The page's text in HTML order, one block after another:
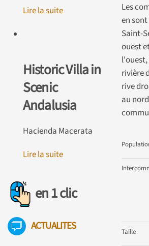
Lire la suite
Historic Villa in
Scenic
Andalusia
Hacienda Macerata
Lire la suite
en 1 clic
ACTUALITES
Les
en
Saint-
ouest
rivière
rive
au
Taille